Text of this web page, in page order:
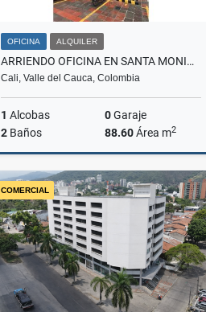
OFICINA ALQUILER
ARRIENDO OFICINA EN SANTA MONICA RESIDENCIAL -301
Cali, Valle del Cauca, Colombia
1 Alcobas 0Garaje
2 Baños 88.60Área m2
Alquiler
$2.800.000
COMERCIAL